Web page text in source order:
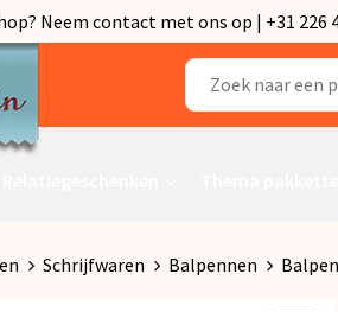
Neem contact met ons op | +31
Schrijfwaren Balpennen